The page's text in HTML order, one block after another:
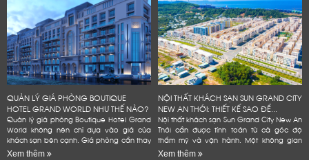
QUẢN LÝ GIÁ PHÒNG BOUTIQUE
HOTEL GRAND WORLD NHƯ THẾ NÀO?
Quản lý giá phòng Boutique Hotel Grand
World không nên chỉ dựa vào giá của
khách sạn bên cạnh. Giá phòng cần thay
đổi theo mùa, ngày trong tuần và lượng
Xem thêm
NỘI THẤT KHÁCH SẠN SUN GRAND CITY
NEW AN THỚI: THIẾT KẾ SAO ĐỂ...
Nội thất khách sạn Sun Grand City New An
Thới cần được tính toán từ cả góc độ
thẩm mỹ và vận hành. Một không gian
đẹp có thể tạo ấn tượng ban đầu. Tuy
Xem thêm